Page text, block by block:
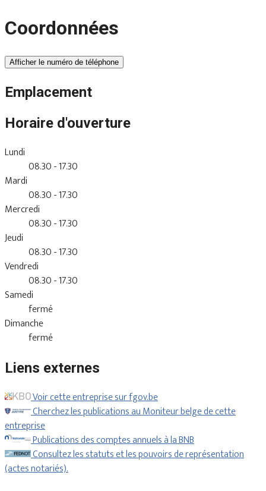
Coordonnées
Afficher le numéro de téléphone
Emplacement
Horaire d'ouverture
Lundi
08.30 - 17.30
Mardi
08.30 - 17.30
Mercredi
08.30 - 17.30
Jeudi
08.30 - 17.30
Vendredi
08.30 - 17.30
Samedi
fermé
Dimanche
fermé
Liens externes
Voir cette entreprise sur fgov.be
Cherchez les publications au Moniteur belge de cette
entreprise
Publications des comptes annuels à la BNB
Consultez les statuts et les pouvoirs de représentation
(actes notariés).